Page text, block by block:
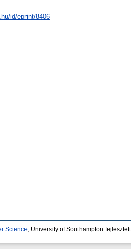
id/eprint/8406
Science , University of Southampton fejlesztett.